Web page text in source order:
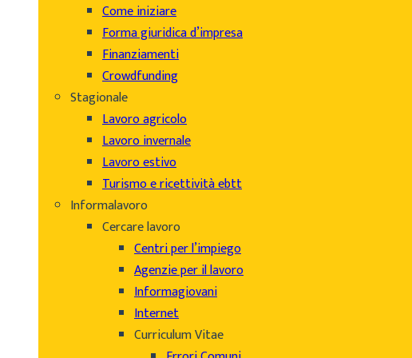
Come iniziare
Forma giuridica d’impresa
Finanziamenti
Crowdfunding
Stagionale
Lavoro agricolo
Lavoro invernale
Lavoro estivo
Turismo e ricettività ebtt
Informalavoro
Cercare lavoro
Centri per l’impiego
Agenzie per il lavoro
Informagiovani
Internet
Curriculum Vitae